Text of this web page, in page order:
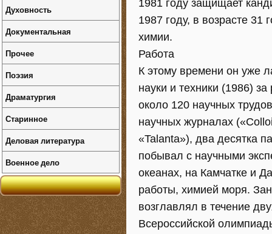
1981 году защищает
1987 году, в возрасте
химии.
Работа
К этому времени он уже
науки и техники (1986)
около 120 научных
научных журналах
«Talanta»), два десятка
побывал с научными
океанах, на Камчатке и
работы, химией моря.
возглавлял в течение
Всероссийской
Духовность
Документальная
Прочее
Поэзия
Драматургия
Старинное
Деловая литература
Военное дело